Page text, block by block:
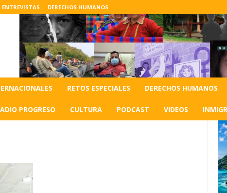
ENTREVISTAS DERECHOS HUMANOS
RETOS ESPECIALES DERECHOS HUMANOS
PROGRESO CULTURA PODCAST VIDEOS